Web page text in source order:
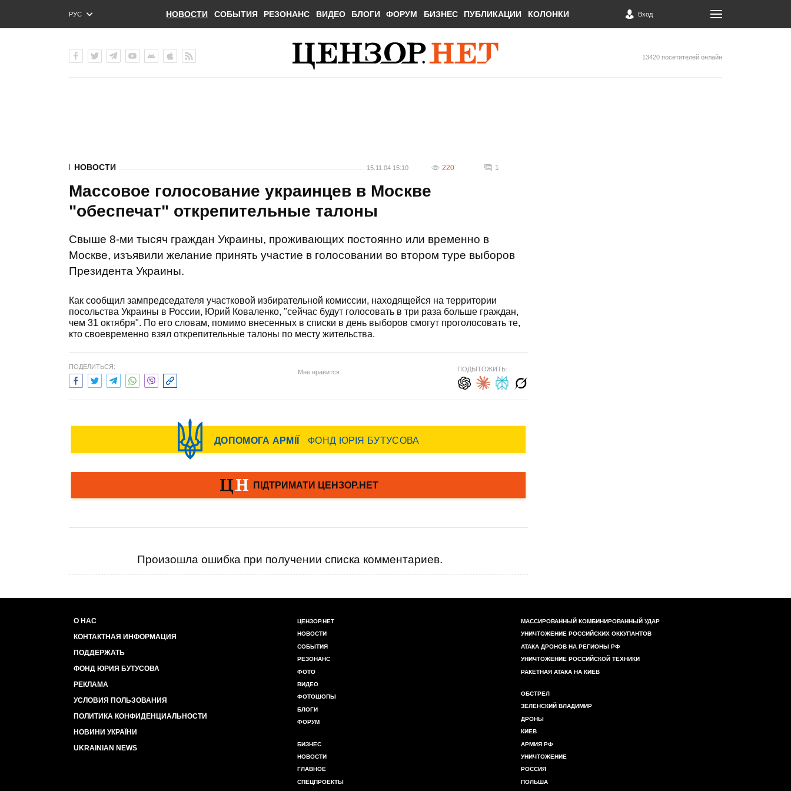
РУС
ENG
НОВОСТИ СОБЫТИЯ РЕЗОНАНС ВИДЕО БЛОГИ ФОРУМ БИЗНЕС ПУБЛИКАЦИИ КОЛОНКИ Вход
13420 посетителей онлайн
НОВОСТИ 15.11.04 15:10 220 1
Массовое голосование украинцев в Москве
"обеспечат" открепительные талоны
Свыше 8-ми тысяч граждан Украины, проживающих постоянно или временно в
Москве, изъявили желание принять участие в голосовании во втором туре выборов
Президента Украины.
Как сообщил зампредседателя участковой избирательной комиссии, находящейся на территории
посольства Украины в России, Юрий Коваленко, "сейчас будут голосовать в три раза больше граждан,
чем 31 октября". По его словам, помимо внесенных в списки в день выборов смогут проголосовать те,
кто своевременно взял открепительные талоны по месту жительства.
ПОДЕЛИТЬСЯ:
Мне нравится ПОДЫТОЖИТЬ:
Произошла ошибка при получении списка комментариев.
О НАС
КОНТАКТНАЯ ИНФОРМАЦИЯ
ПОДДЕРЖАТЬ
ФОНД ЮРИЯ БУТУСОВА
РЕКЛАМА
УСЛОВИЯ ПОЛЬЗОВАНИЯ
ПОЛИТИКА КОНФИДЕНЦИАЛЬНОСТИ
НОВИНИ УКРАЇНИ
UKRAINIAN NEWS
ЦЕНЗОР.НЕТ
НОВОСТИ
СОБЫТИЯ
РЕЗОНАНС
ФОТО
ВИДЕО
ФОТОШОПЫ
БЛОГИ
ФОРУМ
БИЗНЕС
НОВОСТИ
ГЛАВНОЕ
СПЕЦПРОЕКТЫ
МАССИРОВАННЫЙ КОМБИНИРОВАННЫЙ УДАР
УНИЧТОЖЕНИЕ РОССИЙСКИХ ОККУПАНТОВ
АТАКА ДРОНОВ НА РЕГИОНЫ РФ
УНИЧТОЖЕНИЕ РОССИЙСКОЙ ТЕХНИКИ
РАКЕТНАЯ АТАКА НА КИЕВ
ОБСТРЕЛ
ЗЕЛЕНСКИЙ ВЛАДИМИР
ДРОНЫ
КИЕВ
АРМИЯ РФ
УНИЧТОЖЕНИЕ
РОССИЯ
ПОЛЬША